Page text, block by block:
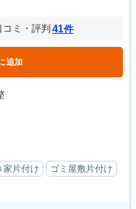
コミ・評判 41件
追加
家片付け
ゴミ屋敷片付け